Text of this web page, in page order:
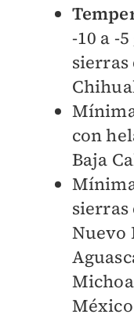
-10 a -
sierras
con
Baja
sierras
Nuevo